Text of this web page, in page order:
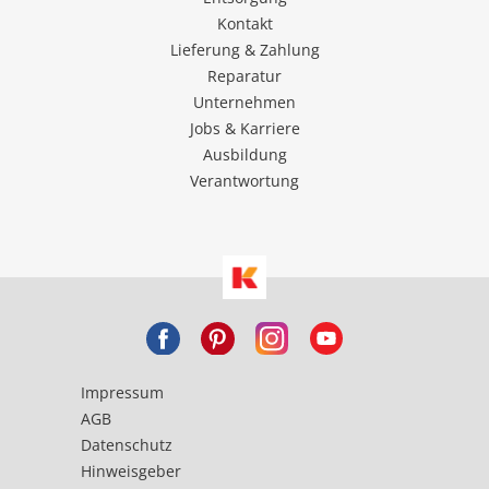
Kontakt
Lieferung & Zahlung
Reparatur
Unternehmen
Jobs & Karriere
Ausbildung
Verantwortung
Impressum
AGB
Datenschutz
Hinweisgeber